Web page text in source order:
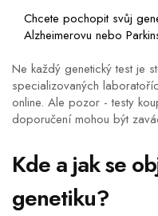
Chcete pochopit svůj
Alzheimerovu nebo
Ne každý genetický test je
specializovaných
online. Ale pozor - testy
doporučení mohou být
Kde a jak se
genetiku?